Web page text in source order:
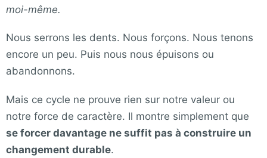
moi-même.
Nous serrons les dents. Nous forçons. Nous tenons
encore un peu. Puis nous nous épuisons ou
abandonnons.
Mais ce cycle ne prouve rien sur notre valeur ou
notre force de caractère. Il montre simplement que
se forcer davantage ne suffit pas à construire un
changement durable.